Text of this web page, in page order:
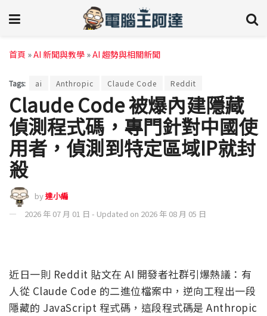
首頁 »AI 新聞與教學 »AI 趨勢與相關新聞
Tags: ai Anthropic Claude Code Reddit
Claude Code 被爆內建隱藏
偵測程式碼，專門針對中國使
用者，偵測到特定區域IP就封
殺
by達小編
2026 年 07 月 01 日 - Updated on 2026 年 08 月 05 日
近日一則 Reddit 貼文在 AI 開發者社群引爆熱議：有
人從 Claude Code 的二進位檔案中，逆向工程出一段
隱藏的 JavaScript 程式碼，這段程式碼是 Anthropic